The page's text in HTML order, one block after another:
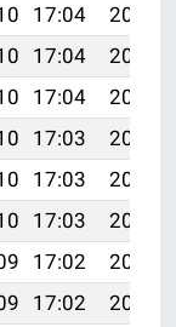
17:04
20:24
17:04
20:23
17:04
20:22
17:03
20:21
17:03
20:20
17:03
20:19
17:02
20:17
17:02
20:16